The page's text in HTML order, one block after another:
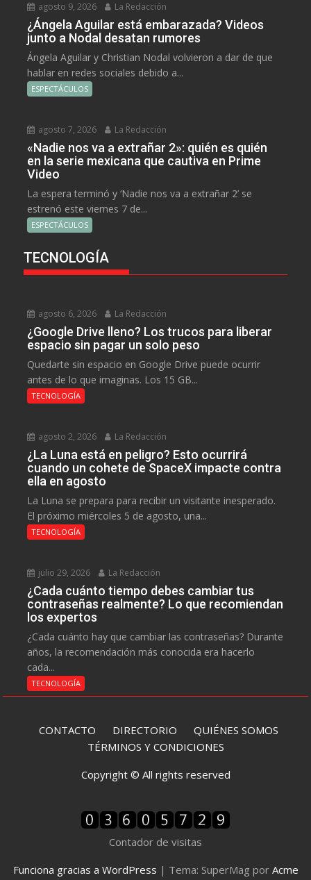
agosto 9, 2026 La Redacción
¿Ángela Aguilar está embarazada? Videos
junto a Nodal desatan rumores
Ángela Aguilar y Christian Nodal volvieron a dar de que
hablar en redes sociales debido a...
ESPECTÁCULOS
agosto 7, 2026 La Redacción
«Nadie nos va a extrañar 2»: quién es quién
en la serie mexicana que cautiva en Prime
Video
La espera terminó y ‘Nadie nos va a extrañar 2’ se
estrenó este viernes 7 de...
ESPECTÁCULOS
TECNOLOGÍA
agosto 6, 2026 La Redacción
¿Google Drive lleno? Los trucos para liberar
espacio sin pagar un solo peso
Quedarte sin espacio en Google Drive puede ocurrir
antes de lo que imaginas. Los 15 GB...
TECNOLOGÍA
agosto 2, 2026 La Redacción
¿La Luna está en peligro? Esto ocurrirá
cuando un cohete de SpaceX impacte contra
ella en agosto
La Luna se prepara para recibir un visitante inesperado.
El próximo miércoles 5 de agosto, una...
TECNOLOGÍA
julio 29, 2026 La Redacción
¿Cada cuánto tiempo debes cambiar tus
contraseñas realmente? Lo que recomiendan
los expertos
¿Cada cuánto hay que cambiar las contraseñas? Durante
años, la recomendación más conocida era hacerlo
cada...
TECNOLOGÍA
CONTACTO DIRECTORIO QUIÉNES SOMOS
TÉRMINOS Y CONDICIONES
Copyright © All rights reserved
Contador de visitas
Funciona gracias a WordPress | Tema: SuperMag por Acme